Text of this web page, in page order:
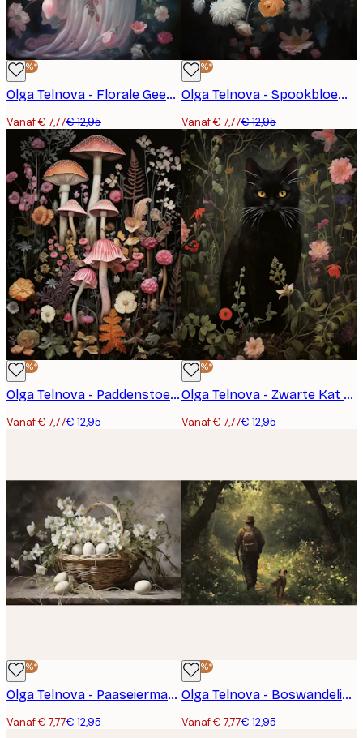
-40%*
Olga Telnova - Florale Geest Poster
Vanaf € 7,77€ 12,95
-40%*
Olga Telnova - Spookbloemen Poster
Vanaf € 7,77€ 12,95
-40%*
Olga Telnova - Paddenstoelentuin Poster
Vanaf € 7,77€ 12,95
-40%*
Olga Telnova - Zwarte Kat Poster
Vanaf € 7,77€ 12,95
-40%*
Olga Telnova - Paaseiermand Poster
Vanaf € 7,77€ 12,95
-40%*
Olga Telnova - Boswandeling Poster
Vanaf € 7,77€ 12,95